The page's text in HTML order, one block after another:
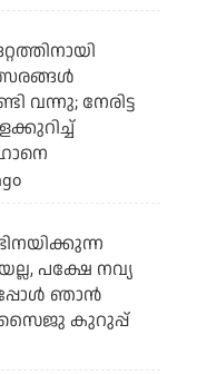
വന്നു; നേരിട്ട
പക്ഷേ നവ്യ
ഞാന്‍
സൈജു കുറുപ്പ്